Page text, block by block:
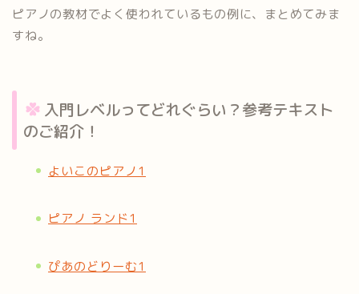
ピアノの教材でよく使われているもの例に、まとめてみま
すね。
入門レベルってどれぐらい？参考テキスト
のご紹介！
よいこのピアノ1
ピアノ ランド1
ぴあのどりーむ1